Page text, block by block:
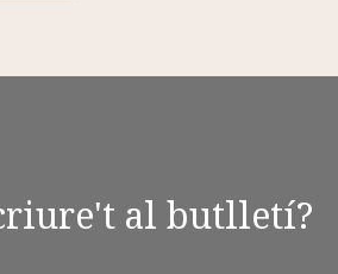
al butlletí?